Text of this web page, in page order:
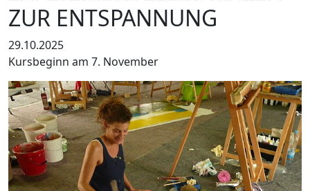
ZUR ENTSPANNUNG
29.10.2025
Kursbeginn am 7. November